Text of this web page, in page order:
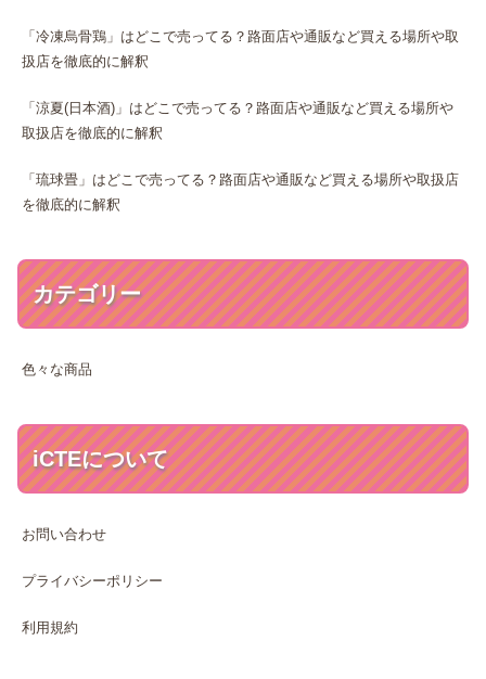
「冷凍烏骨鶏」はどこで売ってる？路面店や通販など買える場所や取
扱店を徹底的に解釈
「涼夏(日本酒)」はどこで売ってる？路面店や通販など買える場所や
取扱店を徹底的に解釈
「琉球畳」はどこで売ってる？路面店や通販など買える場所や取扱店
を徹底的に解釈
カテゴリー
色々な商品
iCTEについて
お問い合わせ
プライバシーポリシー
利用規約